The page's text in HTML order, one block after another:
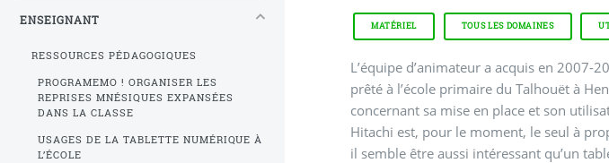
MATÉRIEL TOUS LES DOMAINES
L’équipe d’animateur a acquis en
prêté à l’école primaire du Talhouët à
concernant sa mise en place et son
Hitachi est, pour le moment, le seul à
il semble être aussi intéressant qu’un
ENSEIGNANT
RESSOURCES PÉDAGOGIQUES
PROGRAMEMO ! ORGANISER LES
REPRISES MNÉSIQUES EXPANSÉES
DANS LA CLASSE
USAGES DE LA TABLETTE NUMÉRIQUE À
L’ÉCOLE